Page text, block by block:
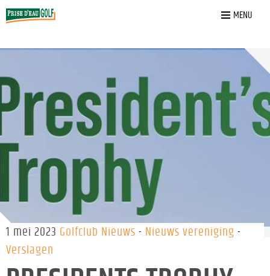
MENU
Home
1 mei 2023 Golfclub Nieuws
Nieuws vereniging
Verslagen